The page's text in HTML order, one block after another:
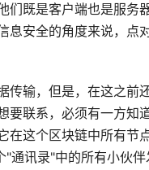
们既是客户端也是服
安全的角度来说，点
传输，但是，在这之
联系，必须有一方知
在这个区块链中所有
通讯录"中的所有小伙